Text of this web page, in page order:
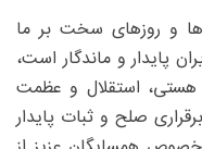
و روزهای سخت بر ما
پایدار و ماندگار است،
هستی، استقلال و عظمت
صلح و ثبات پایدار